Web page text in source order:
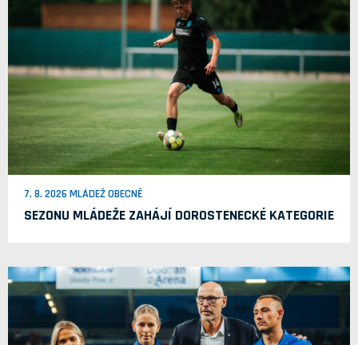
7. 8. 2026 MLÁDEŽ OBECNĚ
SEZONU MLÁDEŽE ZAHÁJÍ DOROSTENECKÉ KATEGORIE